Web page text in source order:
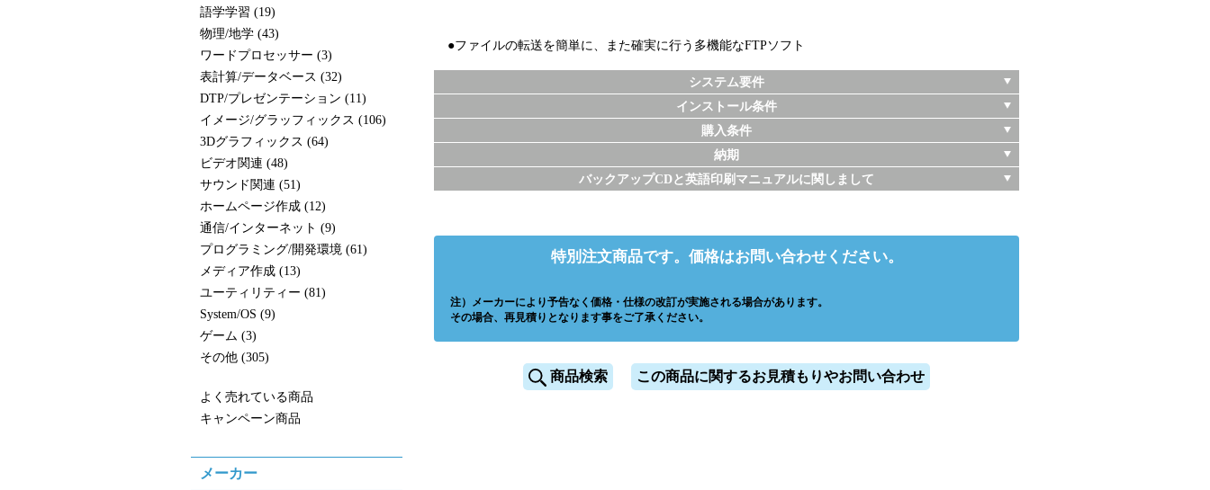
語学学習 (19)
物理/地学 (43)
ワードプロセッサー (3)
表計算/データベース (32)
DTP/プレゼンテーション (11)
イメージ/グラッフィックス (106)
3Dグラフィックス (64)
ビデオ関連 (48)
サウンド関連 (51)
ホームページ作成 (12)
通信/インターネット (9)
プログラミング/開発環境 (61)
メディア作成 (13)
ユーティリティー (81)
System/OS (9)
ゲーム (3)
その他 (305)
よく売れている商品
キャンペーン商品
メーカー
●ファイルの転送を簡単に、また確実に行う多機能なFTPソフト
システム要件
インストール条件
購入条件
納期
バックアップCDと英語印刷マニュアルに関しまして
特別注文商品です。価格はお問い合わせください。
注）メーカーにより予告なく価格・仕様の改訂が実施される場合があります。
その場合、再見積りとなります事をご了承ください。
商品検索 この商品に関するお見積もりやお問い合わせ